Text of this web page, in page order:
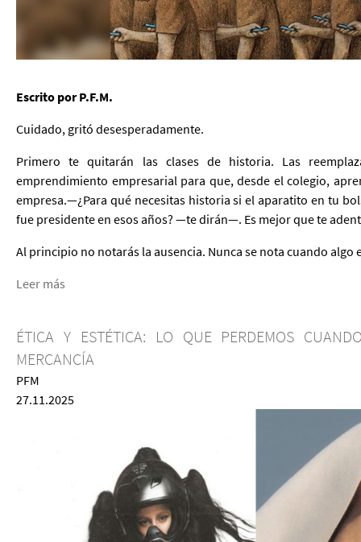
Escrito por P.F.M.
Cuidado, gritó desesperadamente.
Primero te quitarán las clases de historia. Las
emprendimiento empresarial para que, desde el colegio,
empresa.—¿Para qué necesitas historia si el aparatito en tu
fue presidente en esos años? —te dirán—. Es mejor que te
Al principio no notarás la ausencia. Nunca se nota cuando algo
Leer más
ÉTICA Y ESTÉTICA: LO QUE PERDEMOS
MERCANCÍA
PFM
27.11.2025